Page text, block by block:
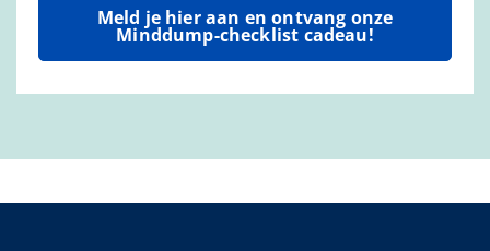
Meld je hier aan en ontvang onze
Minddump-checklist cadeau!